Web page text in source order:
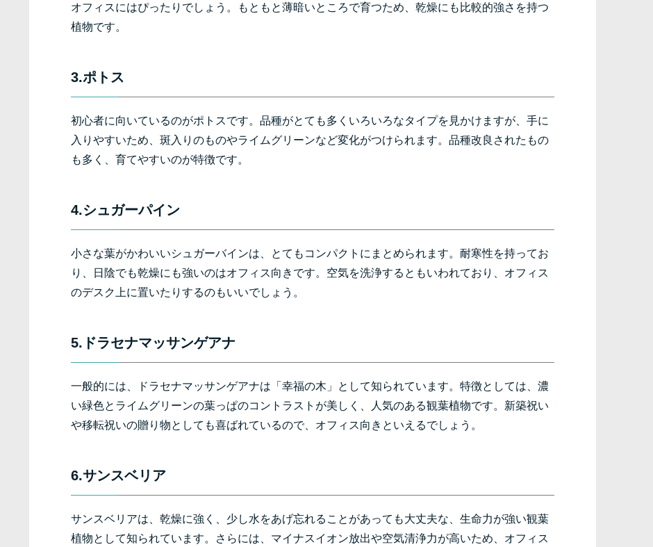
オフィスにはぴったりでしょう。もともと薄暗いところで育つため、乾燥にも比較的強さを持つ
植物です。
3.ポトス
初心者に向いているのがポトスです。品種がとても多くいろいろなタイプを見かけますが、手に
入りやすいため、斑入りのものやライムグリーンなど変化がつけられます。品種改良されたもの
も多く、育てやすいのが特徴です。
4.シュガーパイン
小さな葉がかわいいシュガーバインは、とてもコンパクトにまとめられます。耐寒性を持ってお
り、日陰でも乾燥にも強いのはオフィス向きです。空気を洗浄するともいわれており、オフィス
のデスク上に置いたりするのもいいでしょう。
5.ドラセナマッサンゲアナ
一般的には、ドラセナマッサンゲアナは「幸福の木」として知られています。特徴としては、濃
い緑色とライムグリーンの葉っぱのコントラストが美しく、人気のある観葉植物です。新築祝い
や移転祝いの贈り物としても喜ばれているので、オフィス向きといえるでしょう。
6.サンスベリア
サンスベリアは、乾燥に強く、少し水をあげ忘れることがあっても大丈夫な、生命力が強い観葉
植物として知られています。さらには、マイナスイオン放出や空気清浄力が高いため、オフィス